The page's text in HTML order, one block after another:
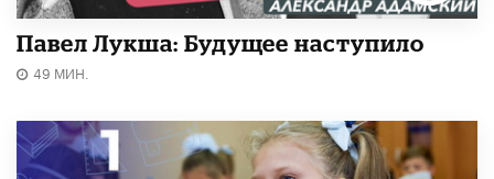
Павел Лукша: Будущее наступило
49 МИН.